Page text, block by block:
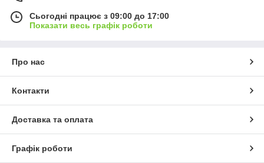
Сьогодні працює з 09:00 до 17:00
Показати весь графік роботи
Про нас
Контакти
Доставка та оплата
Графік роботи